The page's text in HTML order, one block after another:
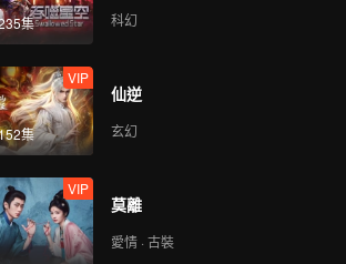
147 148
149 150
集 科幻
集
VIP
仙逆
玄幻
VIP
莫離
愛情 · 古裝